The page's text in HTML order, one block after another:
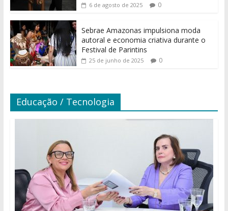
6 de agosto de 2025 0
Sebrae Amazonas impulsiona moda
autoral e economia criativa durante o
Festival de Parintins
25 de junho de 2025 0
Educação / Tecnologia